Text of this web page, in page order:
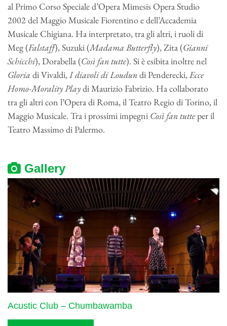
al Primo Corso Speciale d’Opera Mimesis Opera Studio
2002 del Maggio Musicale Fiorentino e dell’Accademia
Musicale Chigiana. Ha interpretato, tra gli altri, i ruoli di
Meg (Falstaff), Suzuki (Madama Butterfly), Zita (Gianni
Schicchi), Dorabella (Così fan tutte). Si è esibita inoltre nel
Gloria di Vivaldi,I diavoli di Loudundi Penderecki,Ecce
Homo-Morality Playdi Maurizio Fabrizio. Ha collaborato
tra gli altri con l’Opera di Roma, il Teatro Regio di Torino, il
Maggio Musicale. Tra i prossimi impegni Così fan tutteper il
Teatro Massimo di Palermo.
Gallery
Acustic Club – Chumbawamba